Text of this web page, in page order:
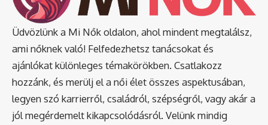
Üdvözlünk a Mi Nők oldalon, ahol mindent megtalálsz,
ami nőknek való! Felfedezhetsz tanácsokat és
ajánlókat különleges témakörökben. Csatlakozz
hozzánk, és merülj el a női élet összes aspektusában,
legyen szó karrierről, családról, szépségről, vagy akár a
jól megérdemelt kikapcsolódásról. Velünk mindig